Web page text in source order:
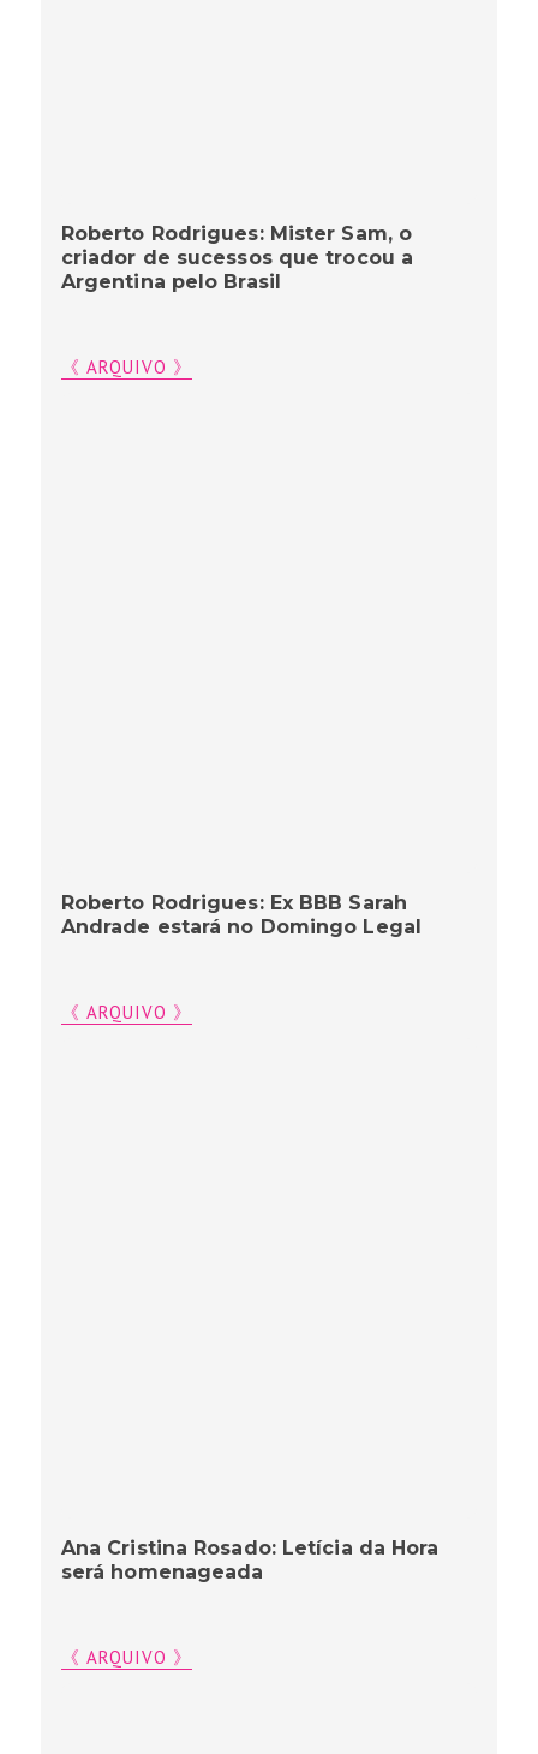
Roberto Rodrigues: Mister Sam, o
criador de sucessos que trocou a
Argentina pelo Brasil
《 ARQUIVO 》
Roberto Rodrigues: Ex BBB Sarah
Andrade estará no Domingo Legal
《 ARQUIVO 》
Ana Cristina Rosado: Letícia da Hora
será homenageada
《 ARQUIVO 》